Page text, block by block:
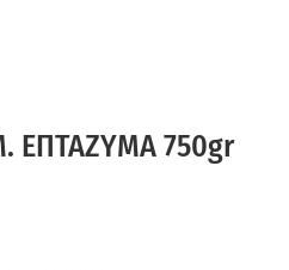
ΕΠΤΑΖΥΜΑ 750gr